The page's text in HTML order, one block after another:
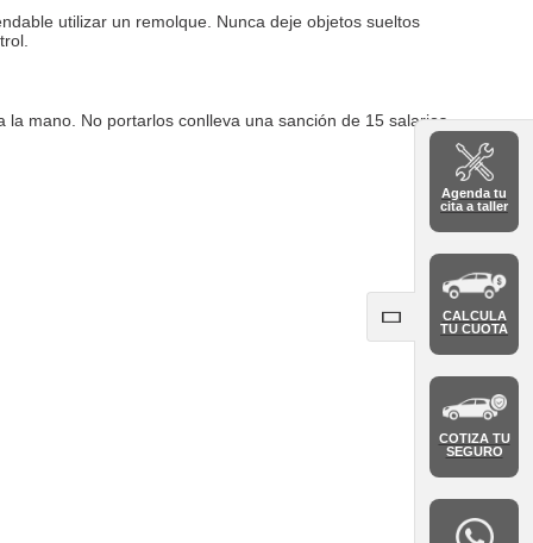
Agenda tu
cita a taller
CALCULA
TU CUOTA
COTIZA TU
SEGURO
utilizar un remolque. Nunca deje objetos sueltos
mano. No portarlos conlleva una sanción de 15 salarios